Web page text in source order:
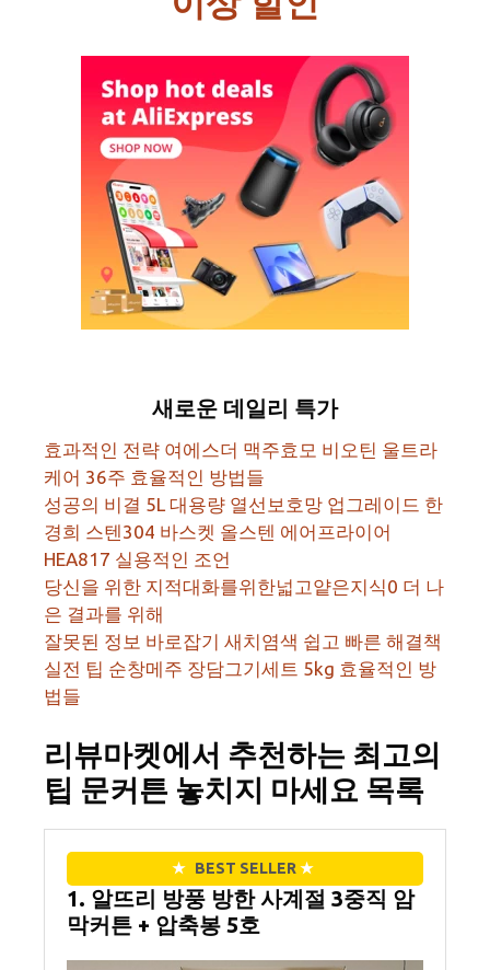
새로운 데일리 특가
효과적인 전략 여에스더 맥주효모 비오틴 울트라
케어 36주 효율적인 방법들
성공의 비결 5L 대용량 열선보호망 업그레이드 한
경희 스텐304 바스켓 올스텐 에어프라이어
HEA817 실용적인 조언
당신을 위한 지적대화를위한넓고얕은지식0 더 나
은 결과를 위해
잘못된 정보 바로잡기 새치염색 쉽고 빠른 해결책
실전 팁 순창메주 장담그기세트 5kg 효율적인 방
법들
리뷰마켓에서 추천하는 최고의
팁 문커튼 놓치지 마세요 목록
★ BEST SELLER ★
1. 알뜨리 방풍 방한 사계절 3중직 암
막커튼 + 압축봉 5호